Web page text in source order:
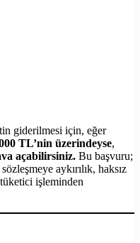
giderilmesi için, eğer
TL’nin üzerindeyse,
açabilirsiniz. Bu başvuru;
aykırılık, haksız
işleminden